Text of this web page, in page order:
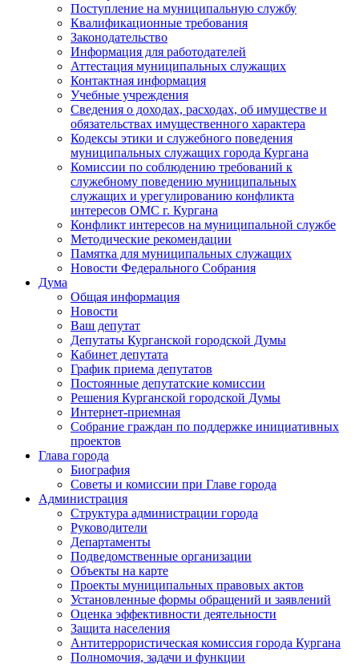
Поступление на муниципальную службу
Квалификационные требования
Законодательство
Информация для работодателей
Аттестация муниципальных служащих
Контактная информация
Учебные учреждения
Сведения о доходах, расходах, об имуществе и
обязательствах имущественного характера
Кодексы этики и служебного поведения
муниципальных служащих города Кургана
Комиссии по соблюдению требований к
служебному поведению муниципальных
служащих и урегулированию конфликта
интересов ОМС г. Кургана
Конфликт интересов на муниципальной службе
Методические рекомендации
Памятка для муниципальных служащих
Новости Федерального Cобрания
Дума
Общая информация
Новости
Ваш депутат
Депутаты Курганской городской Думы
Кабинет депутата
График приема депутатов
Постоянные депутатские комиссии
Решения Курганской городской Думы
Интернет-приемная
Собрание граждан по поддержке инициативных
проектов
Глава города
Биография
Советы и комиссии при Главе города
Администрация
Структура администрации города
Руководители
Департаменты
Подведомственные организации
Объекты на карте
Проекты муниципальных правовых актов
Установленные формы обращений и заявлений
Оценка эффективности деятельности
Защита населения
Антитеррористическая комиссия города Кургана
Полномочия, задачи и функции